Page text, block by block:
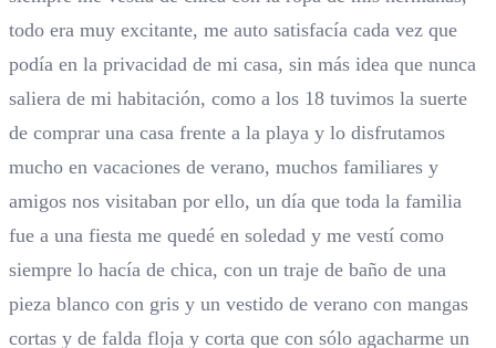
todo era muy excitante, me auto satisfacía cada vez que
podía en la privacidad de mi casa, sin más idea que nunca
saliera de mi habitación, como a los 18 tuvimos la suerte
de comprar una casa frente a la playa y lo disfrutamos
mucho en vacaciones de verano, muchos familiares y
amigos nos visitaban por ello, un día que toda la familia
fue a una fiesta me quedé en soledad y me vestí como
siempre lo hacía de chica, con un traje de baño de una
pieza blanco con gris y un vestido de verano con mangas
cortas y de falda floja y corta que con sólo agacharme un